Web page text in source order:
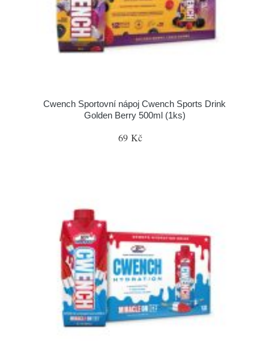
Cwench Sportovní nápoj Cwench Sports Drink
Golden Berry 500ml (1ks)
69 Kč